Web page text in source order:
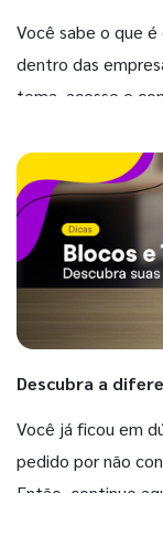
Você sabe o que
dentro das
tema, acesse e
Descubra a
Você já ficou em
pedido por não
Então, continue